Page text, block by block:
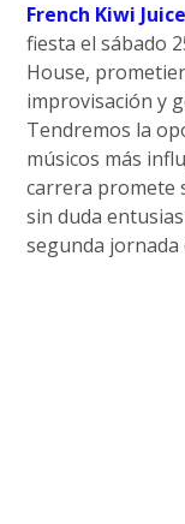
French Kiwi Juice
fiesta el sábado
House,
improvisación y
Tendremos la
músicos más
carrera promete
sin duda
segunda jornada